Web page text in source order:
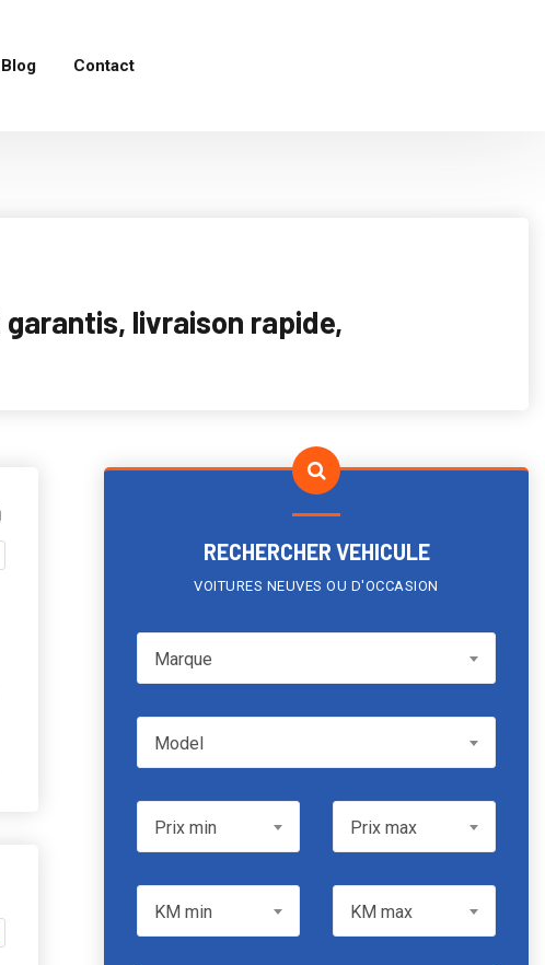
Contact
garantis, livraison rapide,
RECHERCHER VEHICULE
VOITURES NEUVES OU D'OCCASION
MarqueMarque
ModelModel
Prix minPrix min Prix maxPrix max
KM min KM max